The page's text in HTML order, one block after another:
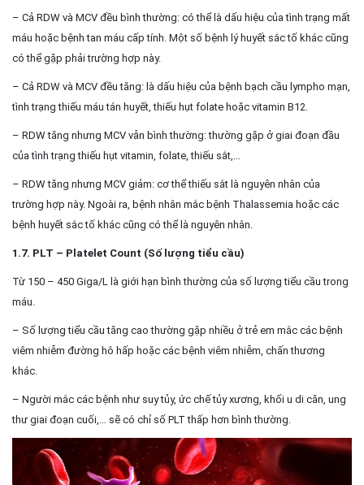
– Cả RDW và MCV đều bình thường: có thể là dấu hiệu của tình trạng mất
máu hoặc bệnh tan máu cấp tính. Một số bệnh lý huyết sắc tố khác cũng
có thể gặp phải trường hợp này.
– Cả RDW và MCV đều tăng: là dấu hiệu của bệnh bạch cầu lympho mạn,
tình trạng thiếu máu tán huyết, thiếu hụt folate hoặc vitamin B12.
– RDW tăng nhưng MCV vẫn bình thường: thường gặp ở giai đoạn đầu
của tình trạng thiếu hụt vitamin, folate, thiếu sắt,…
– RDW tăng nhưng MCV giảm: cơ thể thiếu sắt là nguyên nhân của
trường hợp này. Ngoài ra, bệnh nhân mắc bệnh Thalassemia hoặc các
bệnh huyết sắc tố khác cũng có thể là nguyên nhân.
1.7. PLT – Platelet Count (Số lượng tiểu cầu)
Từ 150 – 450 Giga/L là giới hạn bình thường của số lượng tiểu cầu trong
máu.
– Số lượng tiểu cầu tăng cao thường gặp nhiều ở trẻ em mắc các bệnh
viêm nhiễm đường hô hấp hoặc các bệnh viêm nhiễm, chấn thương
khác.
– Người mắc các bệnh như suy tủy, ức chế tủy xương, khối u di căn, ung
thư giai đoạn cuối,… sẽ có chỉ số PLT thấp hơn bình thường.